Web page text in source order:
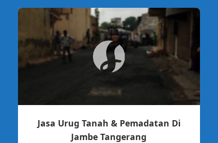
Jasa Urug Tanah & Pemadatan Di
Jambe Tangerang